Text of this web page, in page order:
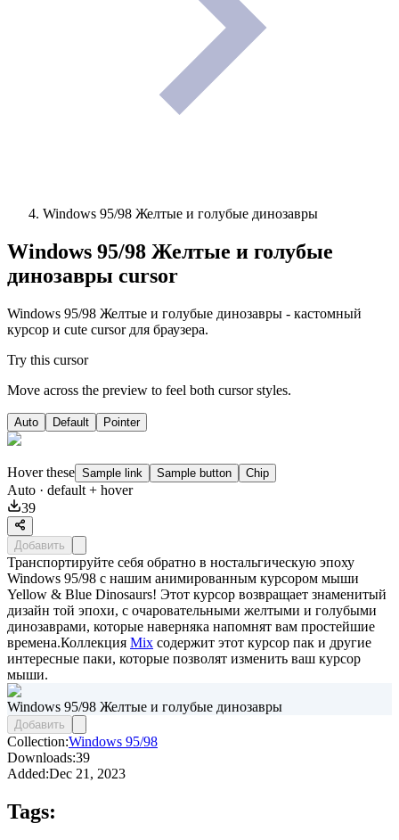
Windows 95/98 Желтые и голубые динозавры
Windows 95/98 Желтые и голубые
динозавры cursor
Windows 95/98 Желтые и голубые динозавры - кастомный
курсор и cute cursor для браузера.
Try this cursor
Move across the preview to feel both cursor styles.
Auto Default Pointer
Hover these Sample link Sample button Chip
Auto · default + hover
39
Добавить
Транспортируйте себя обратно в ностальгическую эпоху
Windows 95/98 с нашим анимированным курсором мыши
Yellow & Blue Dinosaurs! Этот курсор возвращает знаменитый
дизайн той эпохи, с очаровательными желтыми и голубыми
динозаврами, которые наверняка напомнят вам простейшие
времена.Коллекция Mix содержит этот курсор пак и другие
интересные паки, которые позволят изменить ваш курсор
мыши.
Windows 95/98 Желтые и голубые динозавры
Добавить
Collection:Windows 95/98
Downloads:39
Added:Dec 21, 2023
Tags: